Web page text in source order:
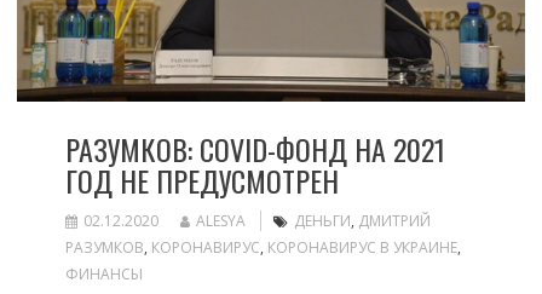
РАЗУМКОВ: COVID-ФОНД НА 2021
ГОД НЕ ПРЕДУСМОТРЕН
02.12.2020 ALESYA ДЕНЬГИ, ДМИТРИЙ
РАЗУМКОВ, КОРОНАВИРУС, КОРОНАВИРУС В УКРАИНЕ,
ФИНАНСЫ